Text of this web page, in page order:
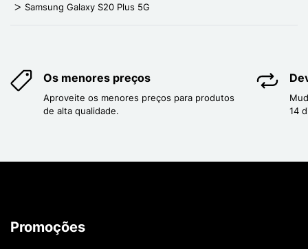
Samsung Galaxy S20 Plus 5G
Os menores preços
Aproveite os menores preços para produtos
de alta qualidade.
14
Promoções